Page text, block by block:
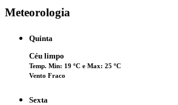
Meteorologia
Quinta
Céu limpo
Temp. Min: 19 ºC e Max: 25 ºC
Vento Fraco
Sexta